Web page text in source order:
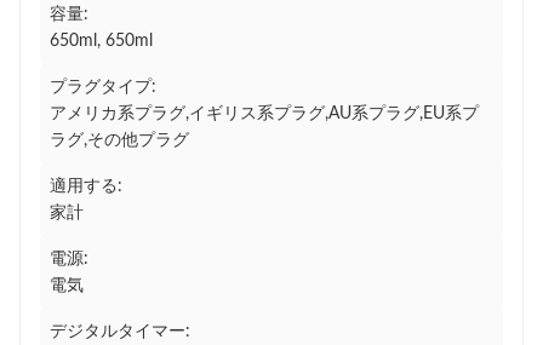
容量:
650ml, 650ml
プラグタイプ:
アメリカ系プラグ,イギリス系プラグ,AU系プラグ,EU系プ
ラグ,その他プラグ
適用する:
家計
電源:
電気
デジタルタイマー: